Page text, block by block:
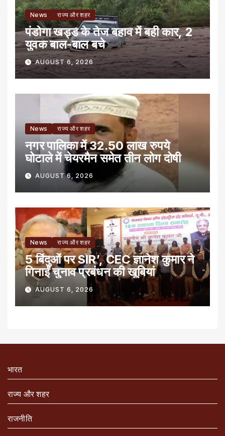
News राज्य और शहर
पंडोगा खड्ड के तेज बहाव में बही कार, 2
युवक बाल-बाल बचे
AUGUST 6, 2026
News राज्य और शहर
नगर पालिका में 32.50 लाख रुपये
घोटाले में चेयरमैन समेत तीन लोग दोषी
AUGUST 6, 2026
News राज्य और शहर
5 बिंदुओं पर SIR’, CEC ज्ञानेश कुमार ने
गिनाईं चुनाव प्रबंधन की खूबियां
AUGUST 6, 2026
भारत
राज्य और शहर
राजनीति